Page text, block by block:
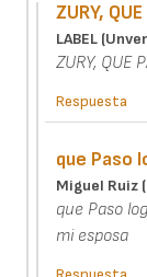
ZURY,
LABEL
ZURY, QUE
Respuesta
que Paso
Miguel Ruiz
que Paso
mi esposa